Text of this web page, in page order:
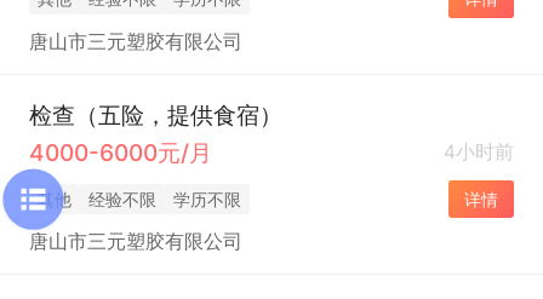
唐山市三元塑胶有限公司
检查（五险，提供食宿）
4000-6000元/月
4小时前
其他 经验不限 学历不限 详情
唐山市三元塑胶有限公司